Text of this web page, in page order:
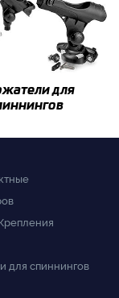
для
для спиннингов